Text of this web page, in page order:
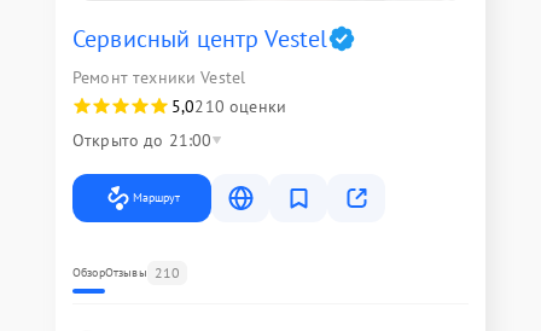
Сервисный центр Vestel
Ремонт техники Vestel
5,0210 оценки
Открыто до 21:00
Маршрут
ОбзорОтзывы 210